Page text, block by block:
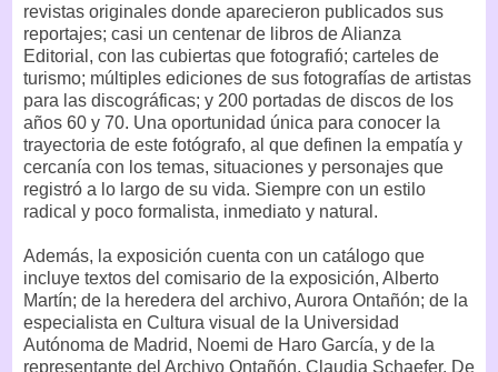
revistas originales donde aparecieron publicados sus
reportajes; casi un centenar de libros de Alianza
Editorial, con las cubiertas que fotografió; carteles de
turismo; múltiples ediciones de sus fotografías de artistas
para las discográficas; y 200 portadas de discos de los
años 60 y 70. Una oportunidad única para conocer la
trayectoria de este fotógrafo, al que definen la empatía y
cercanía con los temas, situaciones y personajes que
registró a lo largo de su vida. Siempre con un estilo
radical y poco formalista, inmediato y natural.
Además, la exposición cuenta con un catálogo que
incluye textos del comisario de la exposición, Alberto
Martín; de la heredera del archivo, Aurora Ontañón; de la
especialista en Cultura visual de la Universidad
Autónoma de Madrid, Noemi de Haro García, y de la
representante del Archivo Ontañón, Claudia Schaefer. De